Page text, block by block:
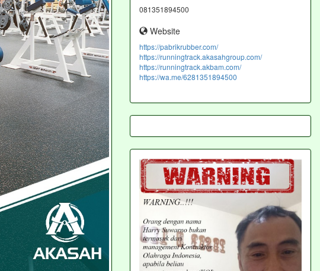
081351894500
Website
https://pabrikrubber.com/
https://runningtrack.akasahgroup.com/
https://runningtrack.akbam.com/
https://wa.me/6281351894500